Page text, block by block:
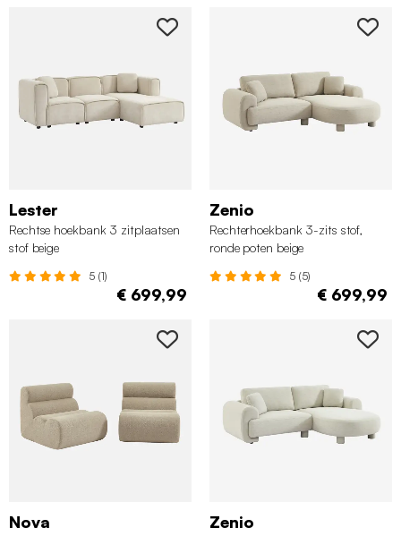
Lester
Rechtse hoekbank 3 zitplaatsen
stof beige
5 (1)
€ 699,99
Zenio
Rechterhoekbank 3-zits stof,
ronde poten beige
5 (5)
€ 699,99
Nova Zenio